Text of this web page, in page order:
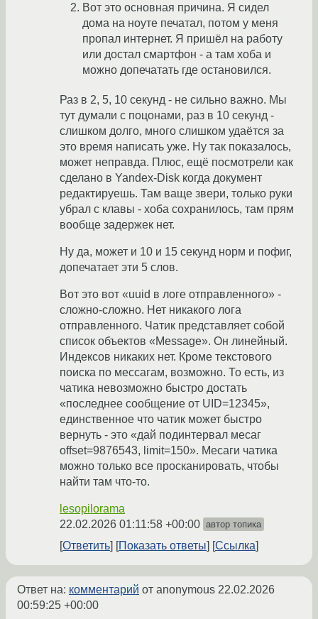
Вот это основная причина. Я сидел
дома на ноуте печатал, потом у меня
пропал интернет. Я пришёл на работу
или достал смартфон - а там хоба и
можно допечатать где остановился.
Раз в 2, 5, 10 секунд - не сильно важно. Мы
тут думали с поцонами, раз в 10 секунд -
слишком долго, много слишком удаётся за
это время написать уже. Ну так показалось,
может неправда. Плюс, ещё посмотрели как
сделано в Yandex-Disk когда документ
редактируешь. Там ваще звери, только руки
убрал с клавы - хоба сохранилось, там прям
вообще задержек нет.
Ну да, может и 10 и 15 секунд норм и пофиг,
допечатает эти 5 слов.
Вот это вот «uuid в логе отправленного» -
сложно-сложно. Нет никакого лога
отправленного. Чатик представляет собой
список объектов «Message». Он линейный.
Индексов никаких нет. Кроме текстового
поиска по мессагам, возможно. То есть, из
чатика невозможно быстро достать
«последнее сообщение от UID=12345»,
единственное что чатик может быстро
вернуть - это «дай подинтервал месаг
offset=9876543, limit=150». Месаги чатика
можно только все просканировать, чтобы
найти там что-то.
lesopilorama
22.02.2026 01:11:58 +00:00 автор топика
Ответить Показать ответы Ссылка
Ответ на: комментарий от anonymous 22.02.2026
00:59:25 +00:00